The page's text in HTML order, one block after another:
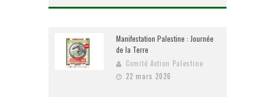
Manifestation Palestine : Journée
de la Terre
Comité Action Palestine
22 mars 2026